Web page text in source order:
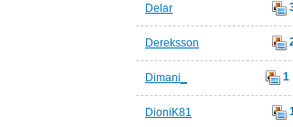
Delar
Dereksson
Dimani_ 1
DioniK81